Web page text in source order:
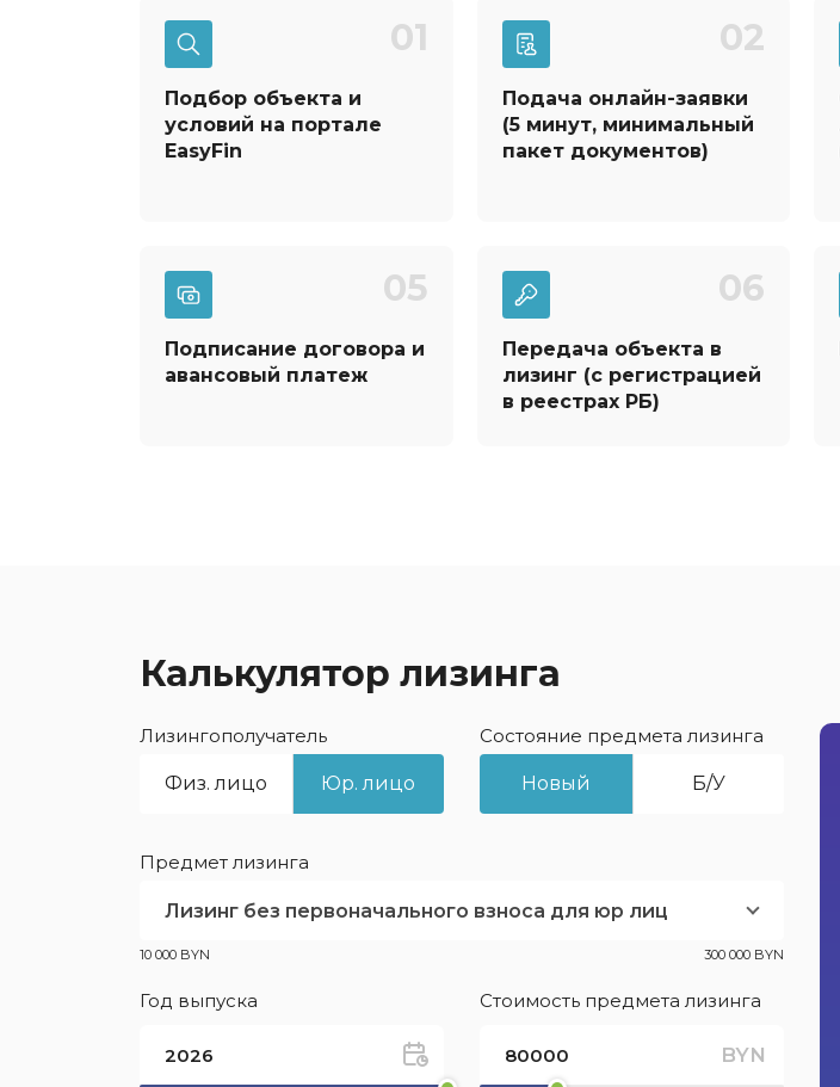
01
Подбор объекта и
условий на портале
EasyFin
02
Подача онлайн-заявки
(5 минут, минимальный
пакет документов)
05
Подписание договора и
авансовый платеж
06
Передача объекта в
лизинг (с регистрацией
в реестрах РБ)
Калькулятор лизинга
Лизингополучатель
Физ. лицо Юр. лицо
Состояние предмета лизинга
Новый Б/У
Предмет лизинга
Лизинг без первоначального взноса для юр лиц
10 000 BYN 300 000 BYN
Год выпуска Стоимость предмета лизинга
BYN